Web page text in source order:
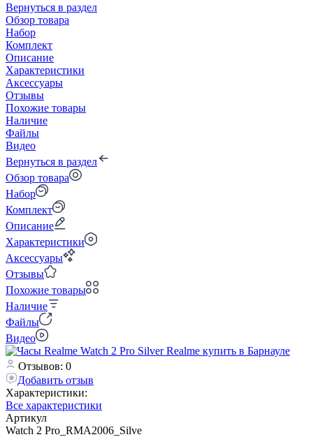
Вернуться в раздел
Обзор товара
Набор
Комплект
Описание
Характеристики
Аксессуары
Отзывы
Похожие товары
Наличие
Файлы
Видео
Вернуться в раздел
Обзор товара
Набор
Комплект
Описание
Характеристики
Аксессуары
Отзывы
Похожие товары
Наличие
Файлы
Видео
Отзывов: 0
Добавить отзыв
Характеристики:
Все характеристики
Артикул
Watch 2 Pro_RMA2006_Silve